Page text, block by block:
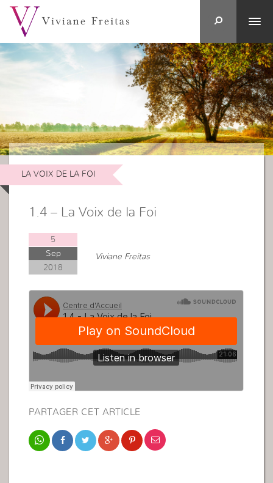
LA VOIX DE LA FOI
1.4 – La Voix de la Foi
5
Sep
2018
Viviane Freitas
PARTAGER CET ARTICLE